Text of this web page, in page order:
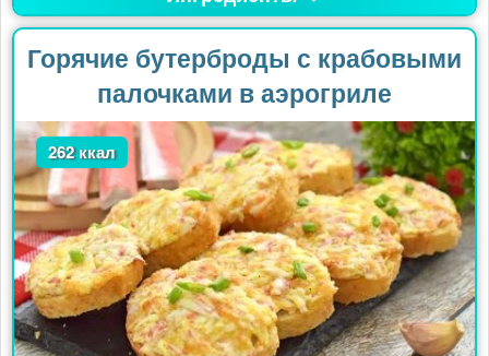
Горячие бутерброды с крабовыми
палочками в аэрогриле
262 ккал